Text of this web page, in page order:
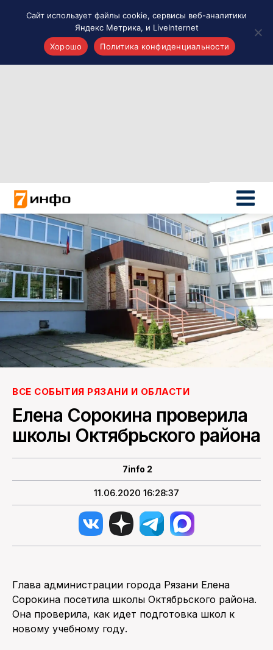
Новости России
Политика
Новости мира
Все материалы 7инфо
О НАС
ПОИСК ПО САЙТУ
ВСЕ СОБЫТИЯ РЯЗАНИ И ОБЛАСТИ
Елена Сорокина проверила
школы Октябрьского района
7info 2
11.06.2020 16:28:37
Глава администрации города Рязани Елена
Сорокина посетила школы Октябрьского района.
Она проверила, как идет подготовка школ к
новому учебному году.
Сайт использует файлы cookie, сервисы веб-аналитики
Яндекс Метрика, и LiveInternet
Хорошо
Политика конфиденциальности